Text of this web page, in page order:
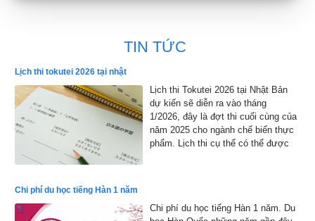
TIN TỨC
Lịch thi tokutei 2026 tại nhật
Lịch thi Tokutei 2026 tại Nhật Bản
dự kiến sẽ diễn ra vào tháng
1/2026, đây là đợt thi cuối cùng của
năm 2025 cho ngành chế biến thực
phẩm. Lịch thi cụ thể có thể được
2026
Chi phí du học tiếng Hàn 1 năm
Chi phí du học tiếng Hàn 1 năm. Du